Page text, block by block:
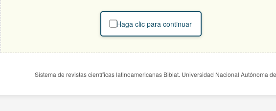
Haga clic para continuar
Sistema de revistas científicas latinoamericanas Biblat. Universidad Nacional Autónoma